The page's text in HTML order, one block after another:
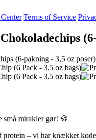
Terms of Service
små mirakler gør! 🍪
protein – vi har knækket